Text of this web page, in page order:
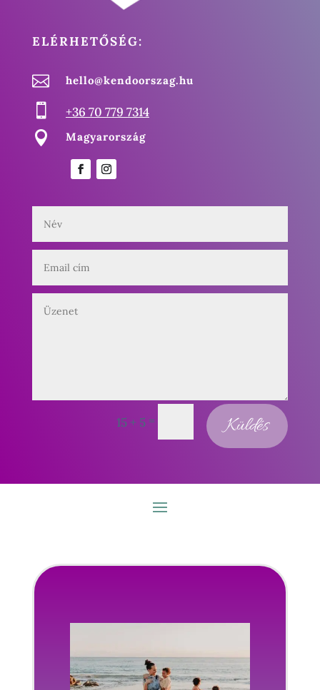
ELÉRHETŐSÉG:
 hello@kendoorszag.hu
 +36 70 779 7314
 Magyarország
15 + 5 = Küldés